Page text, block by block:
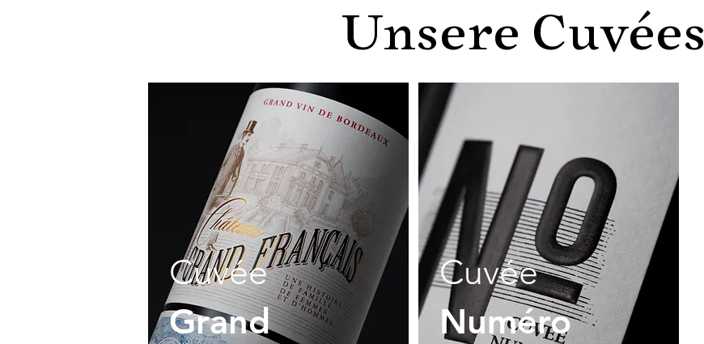
Unsere Cuvées
Cuvée
Grand
Cuvée
Numéro